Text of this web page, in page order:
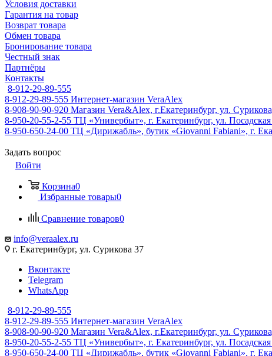
Условия доставки
Гарантия на товар
Возврат товара
Обмен товара
Бронирование товара
Честный знак
Партнёры
Контакты
8-912-29-89-555
8-912-29-89-555 Интернет-магазин VeraAlex
8-908-90-90-920 Магазин Vera&Alex, г.Екатеринбург, ул.
8-950-20-55-2-55 ТЦ «Универбыт», г. Екатеринбург, ул.
8-950-650-24-00 ТЦ «Дирижабль», бутик «Giovanni Fabiani», г.
Задать вопрос
Войти
Корзина0
Избранные товары0
Сравнение товаров0
info@veraalex.ru
г. Екатеринбург, ул. Сурикова 37
Вконтакте
Telegram
WhatsApp
8-912-29-89-555
8-912-29-89-555 Интернет-магазин VeraAlex
8-908-90-90-920 Магазин Vera&Alex, г.Екатеринбург, ул.
8-950-20-55-2-55 ТЦ «Универбыт», г. Екатеринбург, ул.
8-950-650-24-00 ТЦ «Дирижабль», бутик «Giovanni Fabiani», г.